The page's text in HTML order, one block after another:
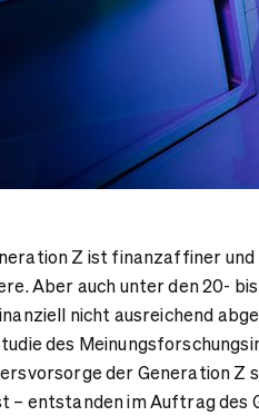
Z ist finanzaffiner
Aber auch unter den 20-
nicht ausreichend
des
der Generation Z
– entstanden im Auftrag des